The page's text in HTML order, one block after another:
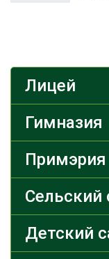
Лицей
Гимназия
Примэрия
Сельский
Детский